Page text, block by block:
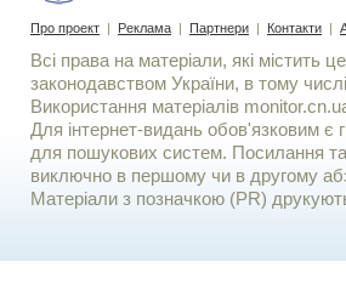
Про проект | Реклама | Партнери | Контакти |
Всі права на матеріали, які містить
законодавством України, в тому
Використання матерiалiв
Для iнтернет-видань обов'язковим є
для пошукових систем. Посилання та
виключно в першому чи в другому
Матеріали з позначкою (PR)